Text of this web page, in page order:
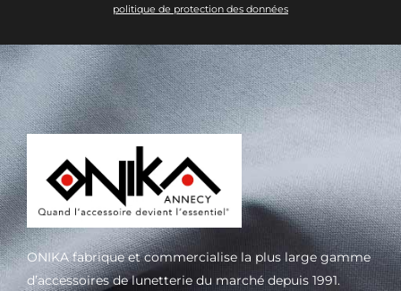
politique de protection des données
ONIKA fabrique et commercialise la plus large gamme
d’accessoires de lunetterie du marché depuis 1991.